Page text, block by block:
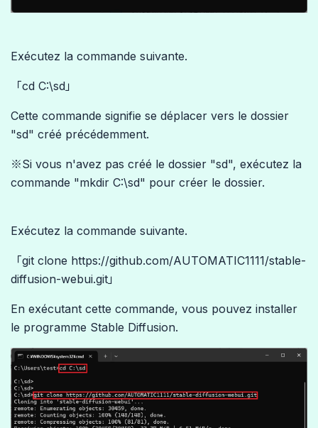
Exécutez la commande suivante.
「cd C:\sd」
Cette commande signifie se déplacer vers le dossier
"sd" créé précédemment.
※Si vous n'avez pas créé le dossier "sd", exécutez la
commande "mkdir C:\sd" pour créer le dossier.
Exécutez la commande suivante.
「git clone https://github.com/AUTOMATIC1111/stable-
diffusion-webui.git」
En exécutant cette commande, vous pouvez installer
le programme Stable Diffusion.